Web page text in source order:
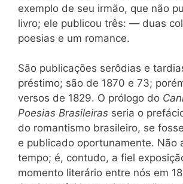
exemplo de seu irmão, que não
livro; ele publicou três: — duas
poesias e um romance.
São publicações serôdias e
préstimo; são de 1870 e 73;
versos de 1829. O prólogo do
Poesias Brasileiras seria o
do romantismo brasileiro, se
e publicado oportunamente. Não
tempo; é, contudo, a fiel
momento literário entre nós em